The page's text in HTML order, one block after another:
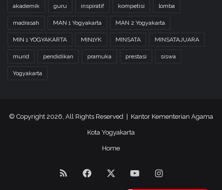
akademik guru inspiratif kompetisi lomba
madrasah MAN 1 Yogyakarta MAN 2 Yogyakarta
MIN 1 YOGYAKARTA MIN1YK MINSATA MINSATAJUARA
murid pendidikan pramuka prestasi siswa
Yogyakarta
© Copyright 2026, All Rights Reserved | Kantor Kementerian Agama
Kota Yogyakarta
Home
RSS Facebook YouTubeInstagram